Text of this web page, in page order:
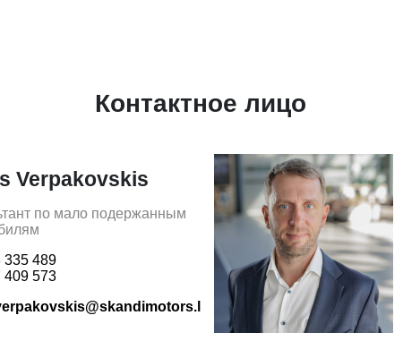
Контактное лицо
Verpakovskis
по мало подержанным
335 489
409 573